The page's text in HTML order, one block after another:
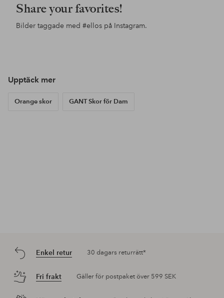
Share your favorites!
Bilder taggade med #ellos på Instagram.
Upptäck mer
Orange skor GANT Skor för Dam
Enkel retur 30 dagars returrätt*
Fri frakt Gäller för postpaket över 599 SEK